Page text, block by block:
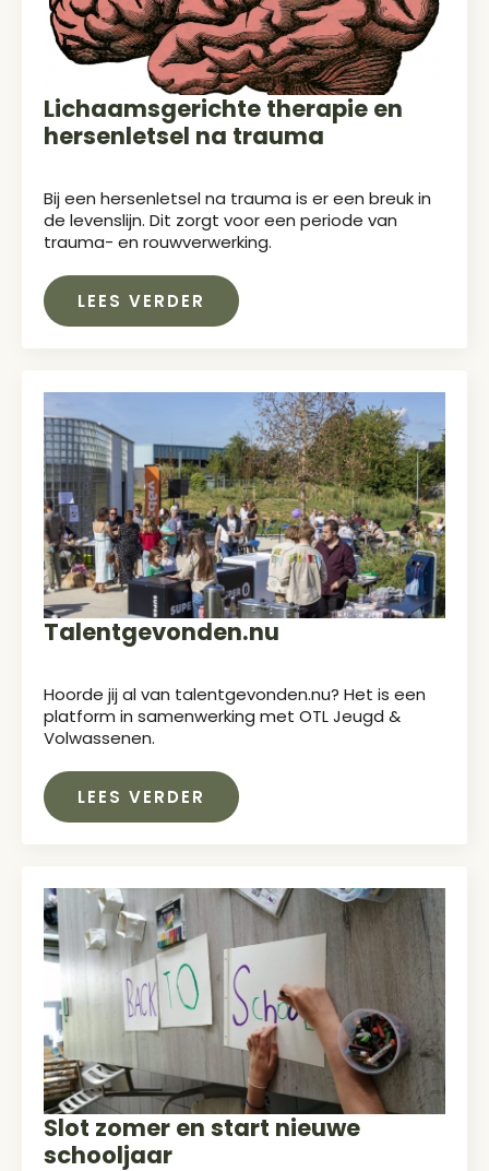
Lichaamsgerichte therapie en
hersenletsel na trauma
Bij een hersenletsel na trauma is er een breuk in
de levenslijn. Dit zorgt voor een periode van
trauma- en rouwverwerking.
LEES VERDER
Talentgevonden.nu
Hoorde jij al van talentgevonden.nu? Het is een
platform in samenwerking met OTL Jeugd &
Volwassenen.
LEES VERDER
Slot zomer en start nieuwe
schooljaar